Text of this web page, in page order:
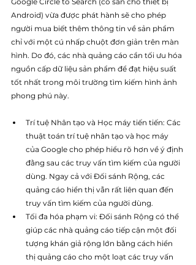
Android) vừa được phát hành sẽ cho phép
người mua biết thêm thông tin về sản phẩm
chỉ với một cú nhấp chuột đơn giản trên màn
hình. Do đó, các nhà quảng cáo cần tối ưu hóa
nguồn cấp dữ liệu sản phẩm để đạt hiệu suất
tốt nhất trong môi trường tìm kiếm hình ảnh
phong phú này.
Trí tuệ Nhân tạo và Học máy tiến tiến: Các
thuật toán trí tuệ nhân tạo và học máy
của Google cho phép hiểu rõ hơn về ý định
đằng sau các truy vấn tìm kiếm của người
dùng. Ngay cả với Đối sánh Rộng, các
quảng cáo hiển thị vẫn rất liên quan đến
truy vấn tìm kiếm của người dùng.
Tối đa hóa phạm vi: Đối sánh Rộng có thể
giúp các nhà quảng cáo tiếp cận một đối
tượng khán giả rộng lớn bằng cách hiển
thị quảng cáo cho một loạt các truy vấn